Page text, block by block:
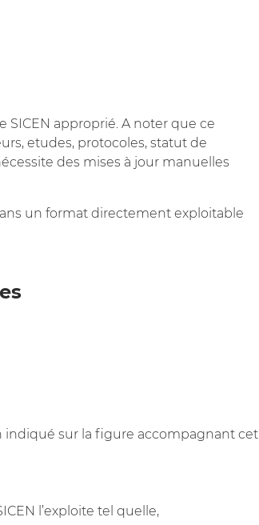
SICEN approprié. A noter que ce
etudes, protocoles, statut de
des mises à jour manuelles
un format directement exploitable
indiqué sur la figure accompagnant cet
l’exploite tel quelle,